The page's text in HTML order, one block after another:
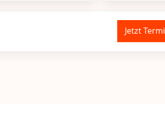
Jetzt